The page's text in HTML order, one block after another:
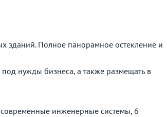
зданий. Полное панорамное остекление и
нужды бизнеса, а также размещать в
инженерные системы, 6